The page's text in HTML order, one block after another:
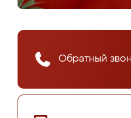
Обратный